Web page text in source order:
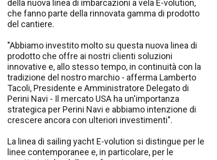
della nuova linea di imbarcazioni a vela E-volution,
che fanno parte della rinnovata gamma di prodotto
del cantiere.
"Abbiamo investito molto su questa nuova linea di
prodotto che offre ai nostri clienti soluzioni
innovative e, allo stesso tempo, in continuità con la
tradizione del nostro marchio - afferma Lamberto
Tacoli, Presidente e Amministratore Delegato di
Perini Navi - Il mercato USA ha un'importanza
strategica per Perini Navi e abbiamo intenzione di
crescere ancora con ulteriori investimenti".
La linea di sailing yacht E-volution si distingue per le
linee contemporanee e, in particolare, per le